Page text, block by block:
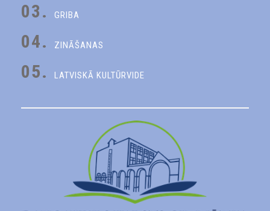
03. GRIBA
04. ZINĀŠANAS
05. LATVISKĀ KULTŪRVIDE